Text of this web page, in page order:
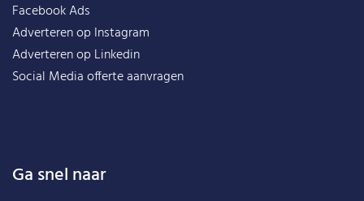
Facebook Ads
Adverteren op Instagram
Adverteren op Linkedin
Social Media offerte aanvragen
Ga snel naar